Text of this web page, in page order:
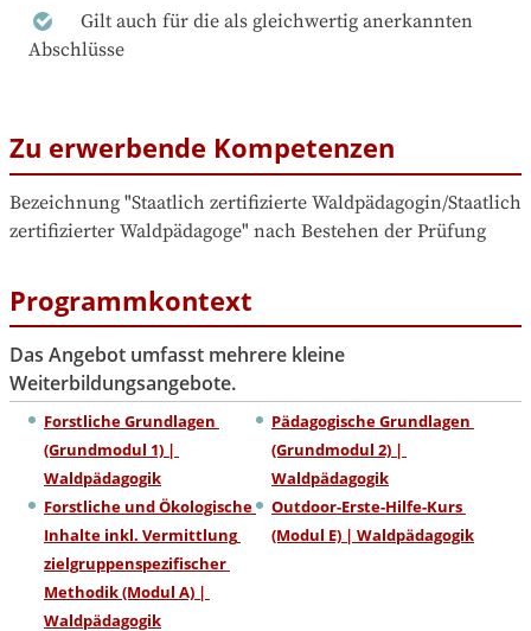
Gilt auch für die als gleichwertig anerkannten
Abschlüsse
Zu erwerbende Kompetenzen
Bezeichnung "Staatlich zertifizierte Waldpädagogin/Staatlich
zertifizierter Waldpädagoge" nach Bestehen der Prüfung
Programmkontext
Das Angebot umfasst mehrere kleine
Weiterbildungsangebote.
Forstliche Grundlagen
(Grundmodul 1) |
Waldpädagogik
Pädagogische Grundlagen
(Grundmodul 2) |
Waldpädagogik
Forstliche und Ökologische
Inhalte inkl. Vermittlung
zielgruppenspezifischer
Methodik (Modul A) |
Waldpädagogik
Outdoor-Erste-Hilfe-Kurs
(Modul E) | Waldpädagogik